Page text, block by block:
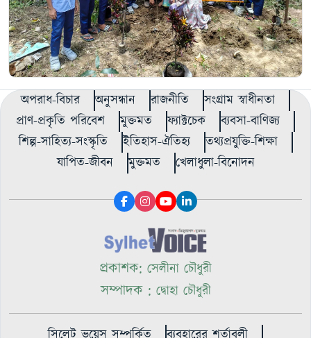
অপরাধ-বিচার অনুসন্ধান রাজনীতি
সংগ্রাম স্বাধীনতা
প্রাণ-প্রকৃতি পরিবেশ
মুক্তমত ফ্যাক্টচেক
ব্যবসা-বাণিজ্য
শিল্প-সাহিত্য-সংস্কৃতি
ইতিহাস-ঐতিহ্য
তথ্যপ্রযুক্তি-শিক্ষা
যাপিত-জীবন
মুক্তমত খেলাধুলা-বিনোদন
প্রকাশক: সেলীনা চৌধুরী
সম্পাদক : দ্বোহা চৌধুরী